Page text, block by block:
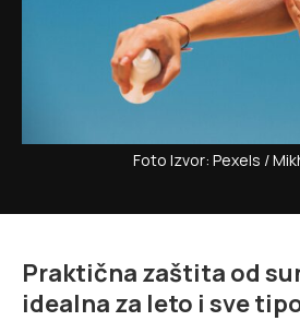
Foto Izvor: Pexels /
Praktična zaštita od
idealna za leto i sve